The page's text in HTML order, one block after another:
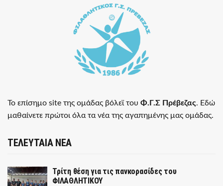
Το επίσημο site της ομάδας βόλεϊ του Φ.Γ.Σ Πρέβεζας. Εδώ
μαθαίνετε πρώτοι όλα τα νέα της αγαπημένης μας ομάδας.
ΤΕΛΕΥΤΑΙΑ ΝΕΑ
Τρίτη θέση για τις πανκορασίδες του
ΦΙΛΑΘΛΗΤΙΚΟΥ